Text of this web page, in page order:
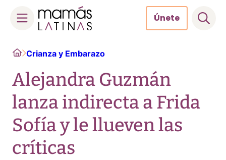
content
Únete
HomeCrianza y Embarazo
Alejandra Guzmán
lanza indirecta a Frida
Sofía y le llueven las
críticas